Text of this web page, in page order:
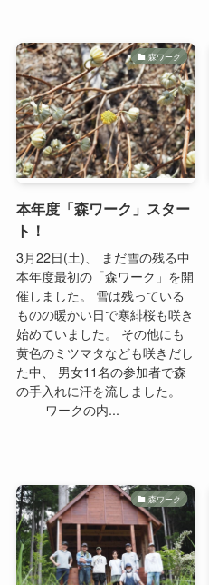
森ワーク
本年度「森ワーク」スター
ト！
3月22日(土)、 まだ雪の残る中
本年度最初の「森ワーク」を開
催しました。 雪は残っている
ものの暖かい日で寒緋桜も咲き
始めていました。 その他にも
黄色のミツマタなども咲きだし
た中、 男女11名の参加者で森
の手入れに汗を流しました。
ワークの内...
森ワーク